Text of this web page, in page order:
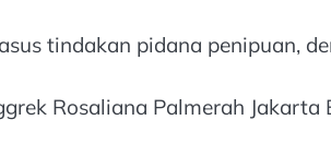
tindakan pidana penipuan,
Rosaliana Palmerah